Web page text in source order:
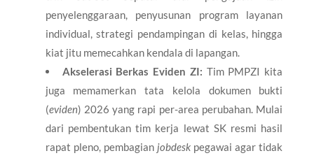
penyelenggaraan, penyusunan program layanan
individual, strategi pendampingan di kelas, hingga
kiat jitu memecahkan kendala di lapangan.
Akselerasi Berkas Eviden ZI: Tim PMPZI kita
juga memamerkan tata kelola dokumen bukti
(eviden) 2026 yang rapi per-area perubahan. Mulai
dari pembentukan tim kerja lewat SK resmi hasil
rapat pleno, pembagian jobdesk pegawai agar tidak